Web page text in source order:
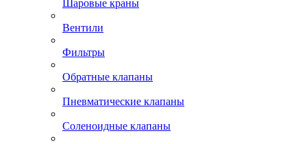
Шаровые краны
Вентили
Фильтры
Обратные клапаны
Пневматические клапаны
Соленоидные клапаны